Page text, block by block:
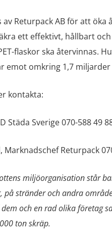
Returpack AB för att öka
ett effektivt, hållbart
flaskor ska återvinnas.
emot omkring 1,7
kontakta:
Städa Sverige 070-588 49
Marknadschef Returpack
miljöorganisation står
på stränder och andra
och en rad olika företag
ton skräp.